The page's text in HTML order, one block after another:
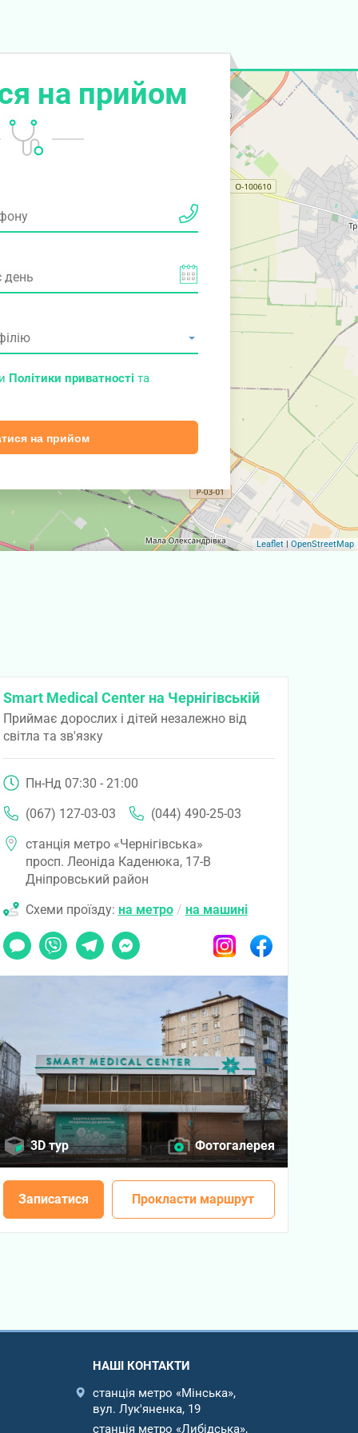
на прийом
Політики приватності та
на прийом
Leaflet | OpenStreetMap
Smart Medical Center на Чернігівській
Приймає дорослих і дітей незалежно від
світла та зв'язку
Пн-Нд 07:30 - 21:00
(067) 127-03-03
(044) 490-25-03
станція метро «Чернігівська»
просп. Леоніда Каденюка, 17-В
Дніпровський район
Схеми проїзду: на метро/ на машині
Чат Viber TelegramMessenger InstagramFacebook
3D тур Фотогалерея
Записатися Прокласти маршрут
НАШІ КОНТАКТИ
станція метро «Мінська»,
вул. Лук'яненка, 19
станція метро «Либідська»,